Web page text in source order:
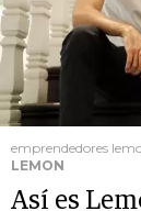
emprendedores
LEMON
Así es